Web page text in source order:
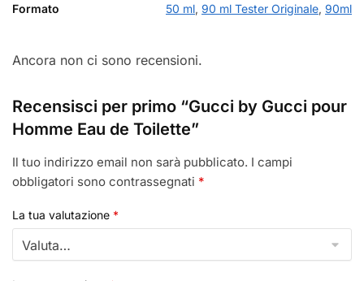
Formato 50 ml, 90 ml Tester Originale, 90ml
Ancora non ci sono recensioni.
Recensisci per primo “Gucci by Gucci pour
Homme Eau de Toilette”
Il tuo indirizzo email non sarà pubblicato. I campi
obbligatori sono contrassegnati *
La tua valutazione *